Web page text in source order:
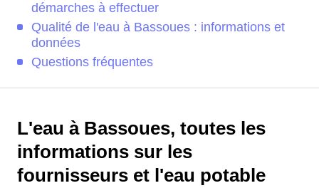
démarches à effectuer
Qualité de l'eau à Bassoues : informations et
données
Questions fréquentes
L'eau à Bassoues, toutes les
informations sur les
fournisseurs et l'eau potable